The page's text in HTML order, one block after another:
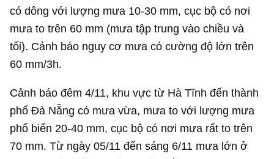
có dông với lượng mưa 10-30 mm, cục bộ có nơi
mưa to trên 60 mm (mưa tập trung vào chiều và
tối). Cảnh báo nguy cơ mưa có cường độ lớn trên
60 mm/3h.
Cảnh báo đêm 4/11, khu vực từ Hà Tĩnh đến thành
phố Đà Nẵng có mưa vừa, mưa to với lượng mưa
phổ biến 20-40 mm, cục bộ có nơi mưa rất to trên
70 mm. Từ ngày 05/11 đến sáng 6/11 mưa lớn ở